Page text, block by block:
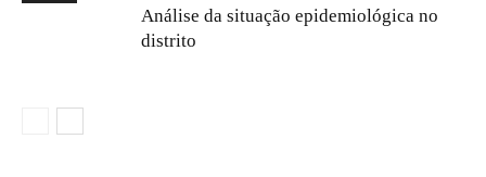
Análise da situação epidemiológica no
distrito